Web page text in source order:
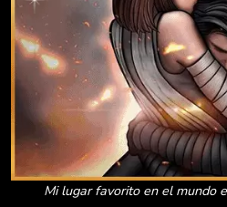
Mi lugar favorito en el mundo